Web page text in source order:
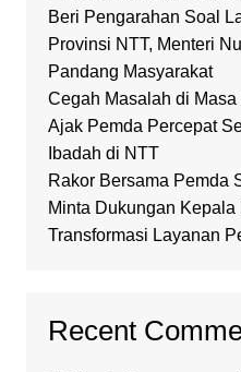
Beri Pengarahan Soal
Provinsi NTT, Menteri
Pandang Masyarakat
Cegah Masalah di
Ajak Pemda Percepat
Ibadah di NTT
Rakor Bersama Pemda
Minta Dukungan
Transformasi Layanan
Recent